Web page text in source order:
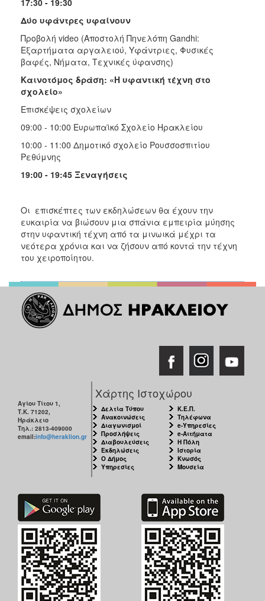
Δύο υφάντρες υφαίνουν
Προβολή video (Αποστολή Πηνελόπη Gandhi:
Εξαρτήματα αργαλειού, Υφάντριες, Φυσικές
βαφές, Νήματα, Τεχνικές ύφανσης)
Καινοτόμος δράση: «Η υφαντική τέχνη στο
σχολείο»
Επισκέψεις σχολείων
09:00 - 10:00 Ευρωπαϊκό Σχολείο Ηρακλείου
10:00 - 11:00 Δημοτικό σχολείο Ρουσσοσπιτίου
Ρεθύμνης
19:00 - 19:45 Ξεναγήσεις
Οι επισκέπτες των εκδηλώσεων θα έχουν την
ευκαιρία να βιώσουν μια σπάνια εμπειρία μύησης
στην υφαντική τέχνη από τα μινωικά μέχρι τα
νεότερα χρόνια και να ζήσουν από κοντά την τέχνη
του χειροποίητου.
Αγίου Τίτου 1,
Τ.Κ. 71202,
Ηράκλειο
Τηλ.: 2813-409000
email:info@heraklion.gr
Χάρτης Ιστοχώρου
Δελτία Τύπου
Ανακοινώσεις
Διαγωνισμοί
Προσλήψεις
Διαβουλεύσεις
Εκδηλώσεις
Ο Δήμος
Υπηρεσίες
Κ.Ε.Π.
Τηλέφωνα
e-Υπηρεσίες
e-Αιτήματα
Η Πόλη
Ιστορία
Κνωσός
Μουσεία